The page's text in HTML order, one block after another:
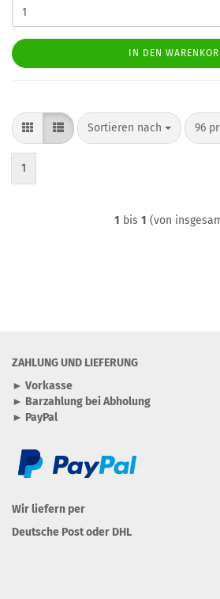
IN DEN
Sortieren nach
Sortieren nach 96
pro
1
1 bis 1 (von
ZAHLUNG UND LIEFERUNG
► Vorkasse
► Barzahlung bei Abholung
► PayPal
Wir liefern per
Deutsche Post oder DHL